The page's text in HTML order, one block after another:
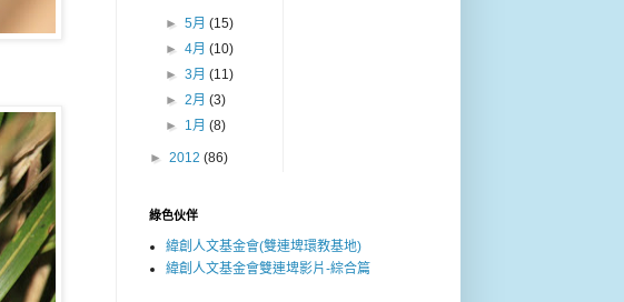
►5月(15)
►4月(10)
►3月(11)
►2月(3)
► 1月(8)
► 2012 (86)
綠色伙伴
緯創人文基金會(雙連埤環教基地)
緯創人文基金會雙連埤影片-綜合篇